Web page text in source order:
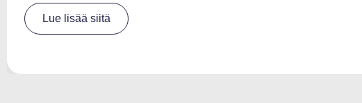
Lue lisää siitä